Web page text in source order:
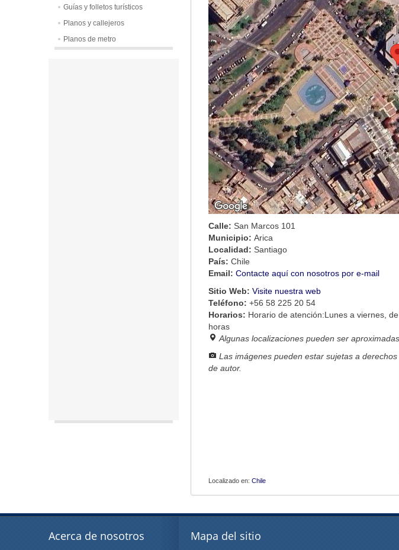
Calle: San Marcos 101
Municipio: Arica
Localidad: Santiago
País: Chile
Email: Contacte aquí con nosotros por e-mail
Sitio Web: Visite nuestra web
Teléfono: +56 58 225 20 54
Horarios: Horario de atención:Lunes a viernes,
horas
Algunas localizaciones pueden ser aproximadas
Las imágenes pueden estar sujetas a derechos
de autor.
Localizado en: Chile
Guías y folletos turísticos
Planos y callejeros
Planos de metro
Acerca de nosotros Mapa del sitio